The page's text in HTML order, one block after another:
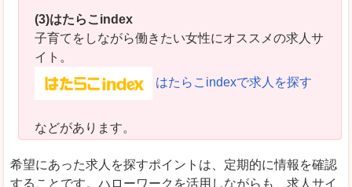
(3)はたらこindex
子育てをしながら働きたい女性にオススメの求人サ
イト。
はたらこindexで求人を探す
などがあります。
希望にあった求人を探すポイントは、定期的に情報を確認
することです。ハローワークを活用しながらも、求人サイ